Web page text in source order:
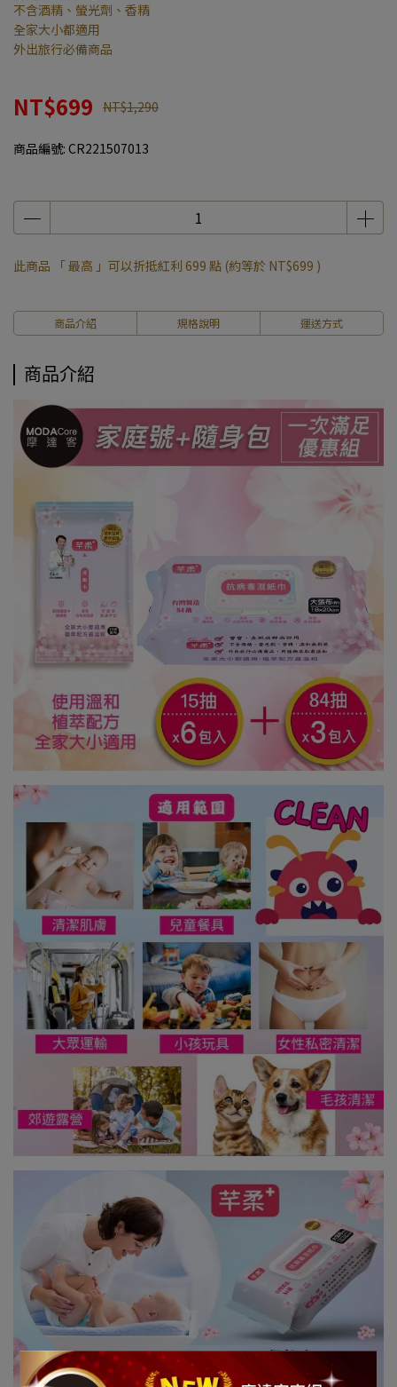
不含酒精、螢光劑、香精
全家大小都適用
外出旅行必備商品
NT$699 NT$1,290
商品編號: CR221507013
此商品 「 最高 」可以折抵紅利 699 點 (約等於 NT$699 )
商品介紹 規格說明 運送方式
商品介紹